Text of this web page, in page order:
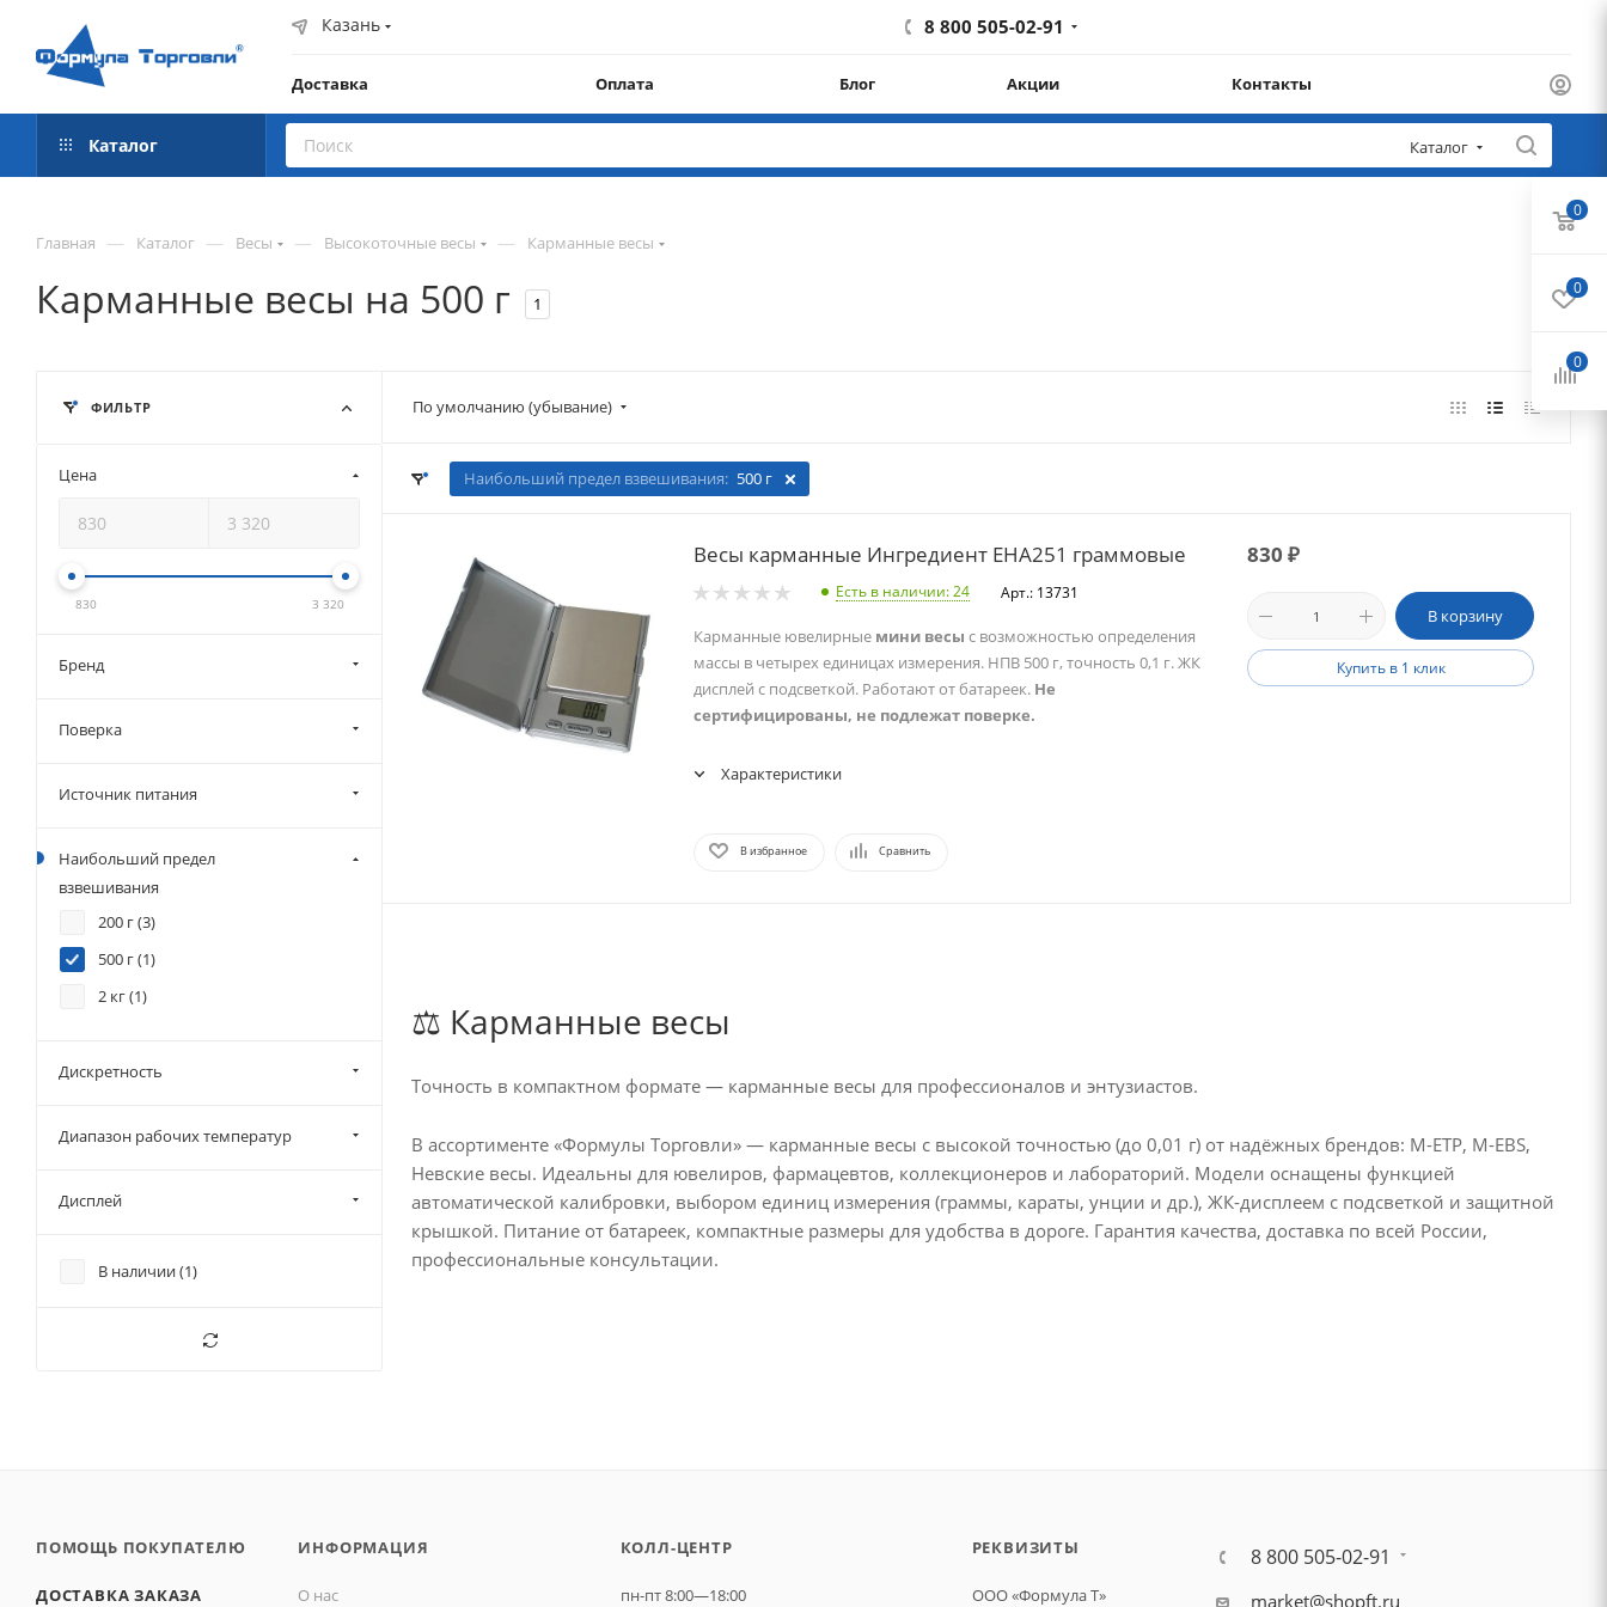
Казань 8 800 505-02-91
Доставка Оплата Блог Акции Контакты
Каталог Каталог
Главная — Каталог — Весы — Высокоточные весы — Карманные весы
Карманные весы на 500 г 1
По умолчанию (убывание)
Наибольший предел взвешивания: 500 г
Весы карманные Ингредиент EHA251 граммовые
Есть в наличии: 24 Арт.: 13731
Карманные ювелирные мини весы с возможностью определения
массы в четырех единицах измерения. НПВ 500 г, точность 0,1 г. ЖК
дисплей с подсветкой. Работают от батареек. Не
сертифицированы, не подлежат поверке.
Характеристики
В избранное Сравнить
830 ₽
В корзину
Купить в 1 клик
⚖️ Карманные весы
Точность в компактном формате — карманные весы для профессионалов и энтузиастов.
В ассортименте «Формулы Торговли» — карманные весы с высокой точностью (до 0,01 г) от надёжных брендов: M-ETP, M-EBS,
Невские весы. Идеальны для ювелиров, фармацевтов, коллекционеров и лабораторий. Модели оснащены функцией
автоматической калибровки, выбором единиц измерения (граммы, караты, унции и др.), ЖК-дисплеем с подсветкой и защитной
крышкой. Питание от батареек, компактные размеры для удобства в дороге. Гарантия качества, доставка по всей России,
профессиональные консультации.
ФИЛЬТР
Цена
830 3 320
Бренд
Поверка
Источник питания
Наибольший предел
взвешивания
200 г (3)
500 г (1)
2 кг (1)
Дискретность
Диапазон рабочих температур
Дисплей
В наличии (1)
ПОМОЩЬ ПОКУПАТЕЛЮ
ДОСТАВКА ЗАКАЗА
ИНФОРМАЦИЯ
О нас
КОЛЛ-ЦЕНТР
пн-пт 8:00—18:00
РЕКВИЗИТЫ
ООО «Формула Т»
8 800 505-02-91
market@shopft.ru
0
0
0